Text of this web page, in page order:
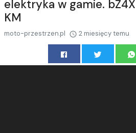
elektryka w gamie.
KM
moto-przestrzen.pl 2 miesięcy temu